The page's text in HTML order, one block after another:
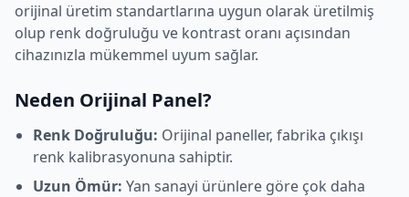
orijinal üretim standartlarına uygun olarak üretilmiş
olup renk doğruluğu ve kontrast oranı açısından
cihazınızla mükemmel uyum sağlar.
Neden Orijinal Panel?
Renk Doğruluğu: Orijinal paneller, fabrika çıkışı
renk kalibrasyonuna sahiptir.
Uzun Ömür: Yan sanayi ürünlere göre çok daha